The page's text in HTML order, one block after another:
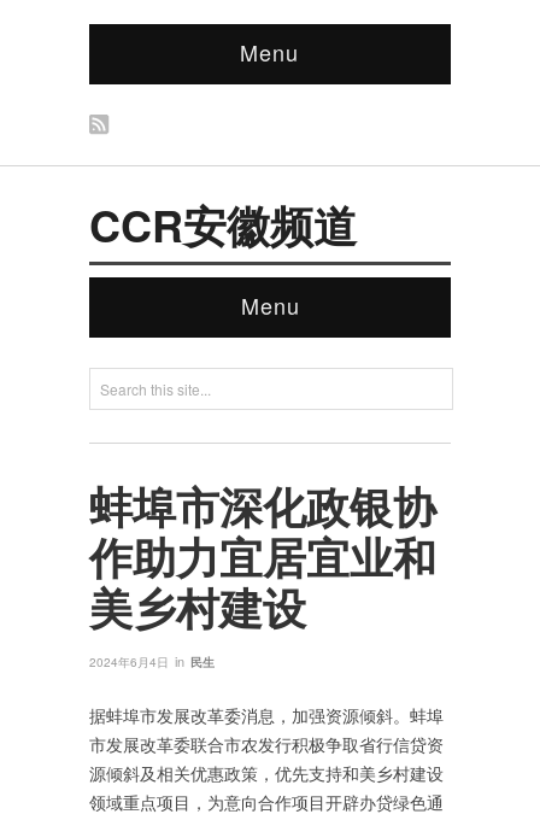
Menu
CCR安徽频道
Menu
蚌埠市深化政银协
作助力宜居宜业和
美乡村建设
2024年6月4日 in 民生
据蚌埠市发展改革委消息，加强资源倾斜。蚌埠
市发展改革委联合市农发行积极争取省行信贷资
源倾斜及相关优惠政策，优先支持和美乡村建设
领域重点项目，为意向合作项目开辟办贷绿色通